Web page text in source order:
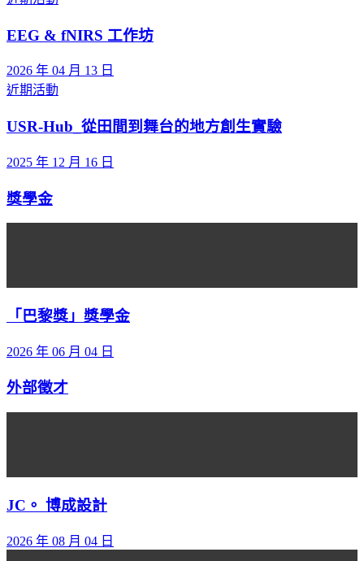
EEG & fNIRS 工作坊
2026 年 04 月 13 日
近期活動
USR-Hub_從田間到舞台的地方創生實驗
2025 年 12 月 16 日
獎學金
「巴黎獎」獎學金
2026 年 06 月 04 日
外部徵才
JC。 博成設計
2026 年 08 月 04 日